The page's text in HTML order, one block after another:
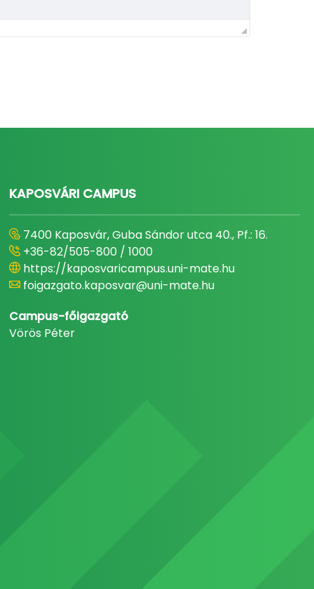
KAPOSVÁRI CAMPUS
7400 Kaposvár, Guba Sándor utca 40., Pf.: 16.
+36-82/505-800 / 1000
https://kaposvaricampus.uni-mate.hu
foigazgato.kaposvar@uni-mate.hu
Campus-főigazgató
Vörös Péter